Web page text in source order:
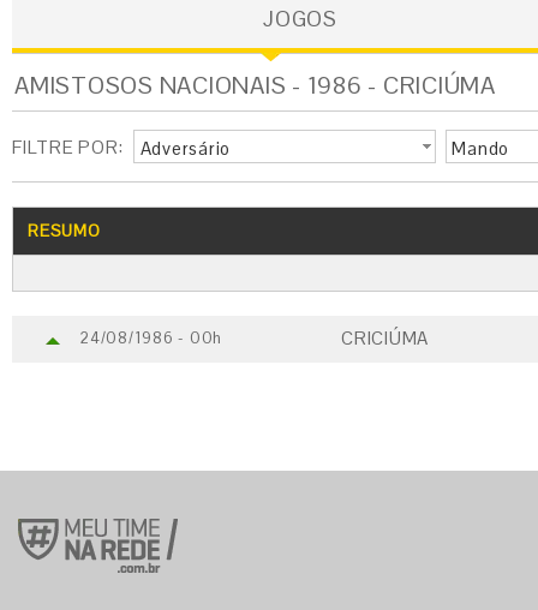
JOGOS
AMISTOSOS NACIONAIS - 1986 - CRICIÚMA
FILTRE POR: Adversário Mando
RESUMO
24/08/1986 - 00h CRICIÚMA